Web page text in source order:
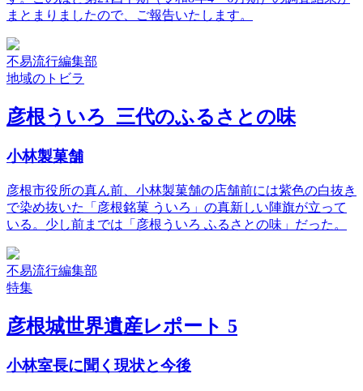
まとまりましたので、ご報告いたします。
不易流行編集部
地域のトビラ
彦根ういろ 三代のふるさとの味
小林製菓舗
彦根市役所の真ん前、小林製菓舗の店舗前には紫色の白抜き
で染め抜いた「彦根銘菓 ういろ」の真新しい陣旗が立って
いる。少し前までは「彦根ういろ ふるさとの味」だった。
不易流行編集部
特集
彦根城世界遺産レポート 5
小林室長に聞く現状と今後